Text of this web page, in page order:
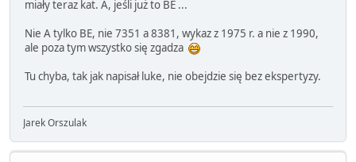
miały teraz kat. A, jeśli już to BE ...
Nie A tylko BE, nie 7351 a 8381, wykaz z 1975 r. a nie z 1990,
ale poza tym wszystko się zgadza
Tu chyba, tak jak napisał luke, nie obejdzie się bez ekspertyzy.
Jarek Orszulak